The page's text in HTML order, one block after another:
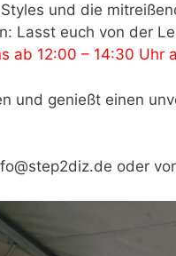
und die
Lasst euch von der
ab 12:00 – 14:30 Uhr
und genießt einen
oder